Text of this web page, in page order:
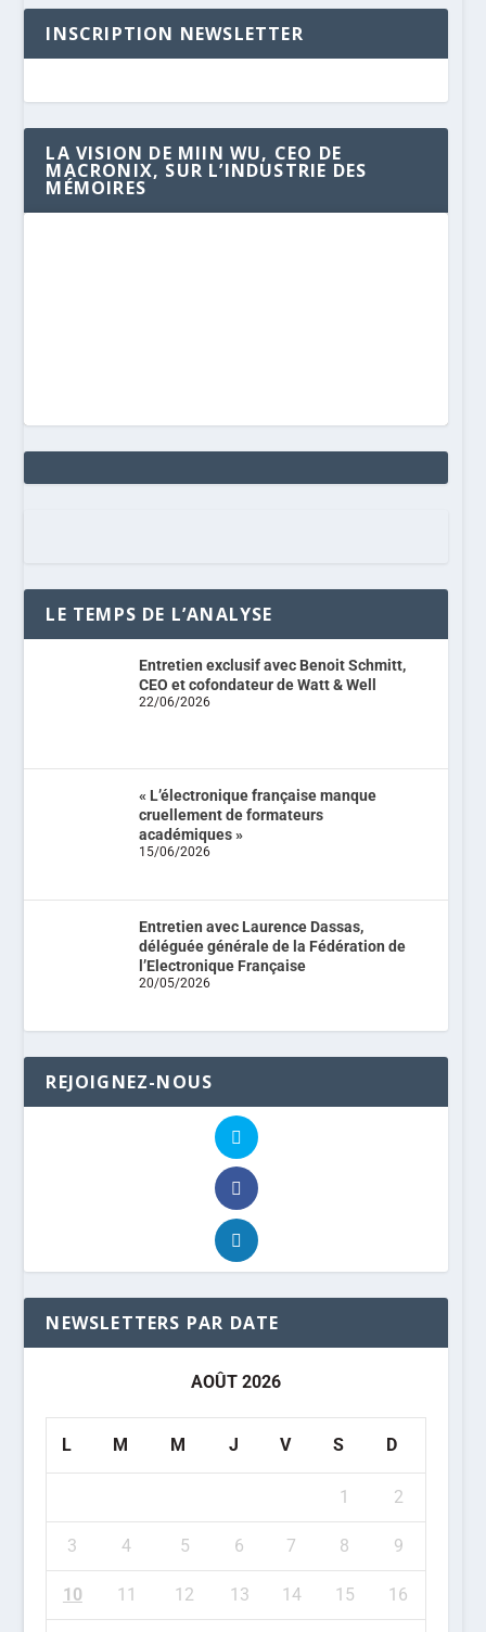
INSCRIPTION NEWSLETTER
LA VISION DE MIIN WU, CEO DE
MACRONIX, SUR L’INDUSTRIE DES
MÉMOIRES
LE TEMPS DE L’ANALYSE
Entretien exclusif avec Benoit Schmitt,
CEO et cofondateur de Watt & Well
22/06/2026
« L’électronique française manque
cruellement de formateurs
académiques »
15/06/2026
Entretien avec Laurence Dassas,
déléguée générale de la Fédération de
l’Electronique Française
20/05/2026
REJOIGNEZ-NOUS
NEWSLETTERS PAR DATE
AOÛT 2026
L M M J V S D
1 2
3 4 5 6 7 8 9
10 11 12 13 14 15 16